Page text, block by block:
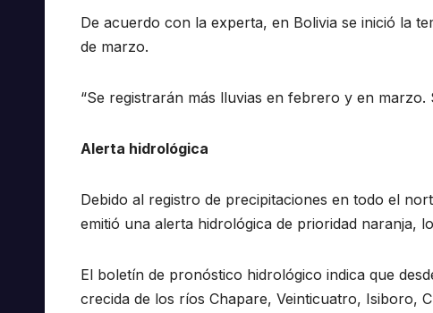
De acuerdo con la experta, en Bolivia se inició la
de marzo.
“Se registrarán más lluvias en febrero y en
Alerta hidrológica
Debido al registro de precipitaciones en todo el
emitió una alerta hidrológica de prioridad naranja,
El boletín de pronóstico hidrológico indica que
crecida de los ríos Chapare, Veinticuatro, Isiboro,